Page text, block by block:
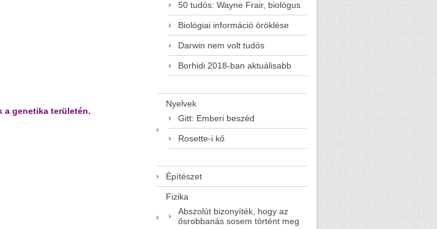
a genetika területén.
50 tudós: Wayne Frair, biológus
Biológiai információ öröklése
Darwin nem volt tudós
Borhidi 2018-ban aktuálisabb
Nyelvek
Gitt: Emberi beszéd
Rosette-i kő
Építészet
Fizika
Abszolút bizonyíték, hogy az
ősrobbanás sosem történt meg